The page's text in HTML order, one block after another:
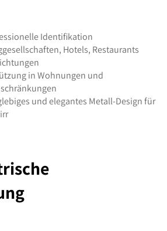
Identifikation
Hotels, Restaurants
in Wohnungen und
und elegantes Metall-Design für